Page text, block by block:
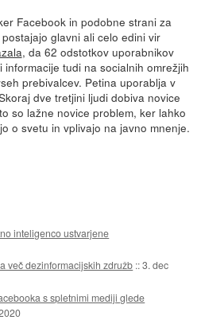
Facebook in podobne strani za
glavni ali celo edini vir
, da 62 odstotkov uporabnikov
tudi na socialnih omrežjih
prebivalcev. Petina uporablja v
dve tretjini ljudi dobiva novice
so lažne novice problem, ker lahko
o svetu in vplivajo na javno mnenje.
inteligenco ustvarjene
več dezinformacijskih združb ::3. dec
s spletnimi mediji glede